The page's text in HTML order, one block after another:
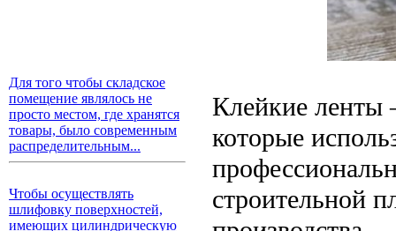
Для того чтобы складское
помещение являлось не
просто местом, где хранятся
товары, было современным
распределительным...
Чтобы осуществлять
шлифовку поверхностей,
имеющих цилиндрическую
Клейкие ленты
которые
строительной